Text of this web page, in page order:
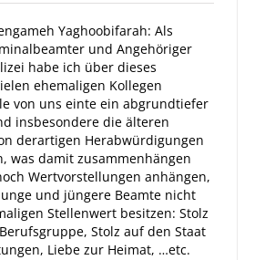
Yaghoobifarah: Als
und Angehöriger
habe ich über dieses
ehemaligen Kollegen
von uns einte ein abgrundtiefer
insbesondere die älteren
derartigen Herabwürdigungen
was damit zusammenhängen
Wertvorstellungen anhängen,
und jüngere Beamte nicht
Stellenwert besitzen: Stolz
Stolz auf den Staat
Liebe zur Heimat, …etc.